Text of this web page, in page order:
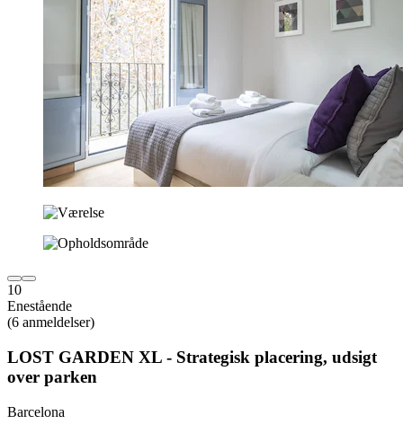
10
Enestående
(6 anmeldelser)
LOST GARDEN XL - Strategisk placering, udsigt
over parken
Barcelona